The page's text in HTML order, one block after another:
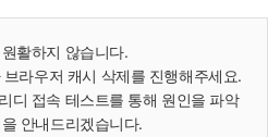
활하지 않습니다.
라우저 캐시 삭제를 진행해주세요.
디 접속 테스트를 통해 원인을 파악
안내드리겠습니다.